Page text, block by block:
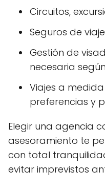
Circuitos,
Seguros de
Gestión de
necesaria
Viajes a
preferencias y
Elegir una agencia
asesoramiento te
con total
evitar imprevistos